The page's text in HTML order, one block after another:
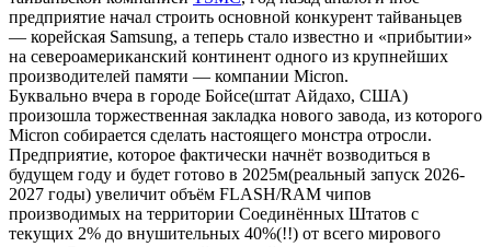
предприятие начал строить основной конкурент тайваньцев
— корейская Samsung, а теперь стало известно и «прибытии»
на североамериканский континент одного из крупнейших
производителей памяти — компании Micron.
Буквально вчера в городе Бойсе(штат Айдахо, США)
произошла торжественная закладка нового завода, из которого
Micron собирается сделать настоящего монстра отросли.
Предприятие, которое фактически начнёт возводиться в
будущем году и будет готово в 2025м(реальный запуск 2026-
2027 годы) увеличит объём FLASH/RAM чипов
производимых на территории Соединённых Штатов с
текущих 2% до внушительных 40%(!!) от всего мирового